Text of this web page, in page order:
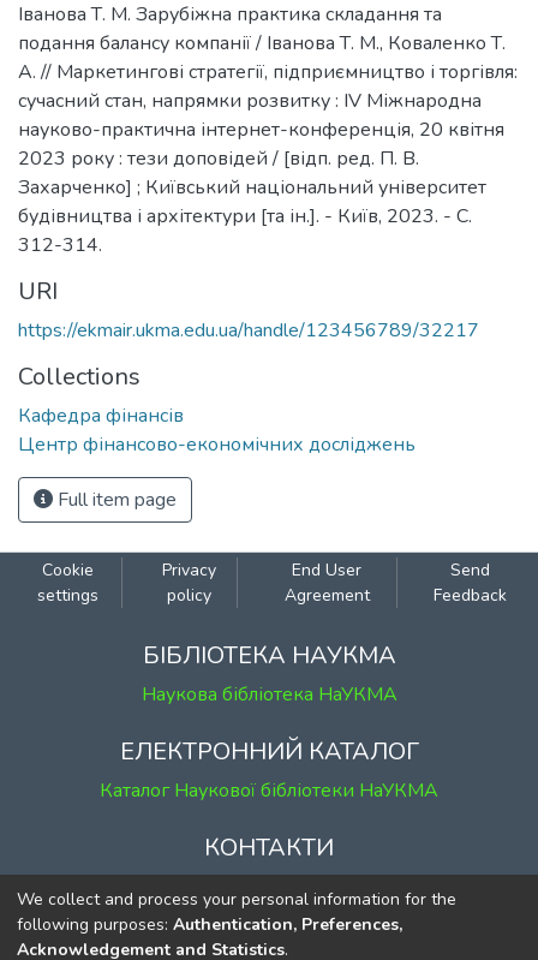
Іванова Т. М. Зарубіжна практика складання та
подання балансу компанії / Іванова Т. М., Коваленко Т.
А. // Маркетингові стратегії, підприємництво і торгівля:
сучасний стан, напрямки розвитку : ІV Міжнародна
науково-практична інтернет-конференція, 20 квітня
2023 року : тези доповідей / [відп. ред. П. В.
Захарченко] ; Київський національний університет
будівництва і архітектури [та ін.]. - Київ, 2023. - С.
312-314.
URI
https://ekmair.ukma.edu.ua/handle/123456789/32217
Collections
Кафедра фінансів
Центр фінансово-економічних досліджень
Full item page
Cookie
settings
Privacy
policy
End User
Agreement
Send
Feedback
БІБЛІОТЕКА НАУКМА
Наукова бібліотека НаУКМА
ЕЛЕКТРОННИЙ КАТАЛОГ
Каталог Наукової бібліотеки НаУКМА
КОНТАКТИ
м. Київ, вул. Григорія Сковороди, 2
к. 1, к. 120
тел. (044) 463-69-31
We collect and process your personal information for the
following purposes: Authentication, Preferences,
Acknowledgement and Statistics.